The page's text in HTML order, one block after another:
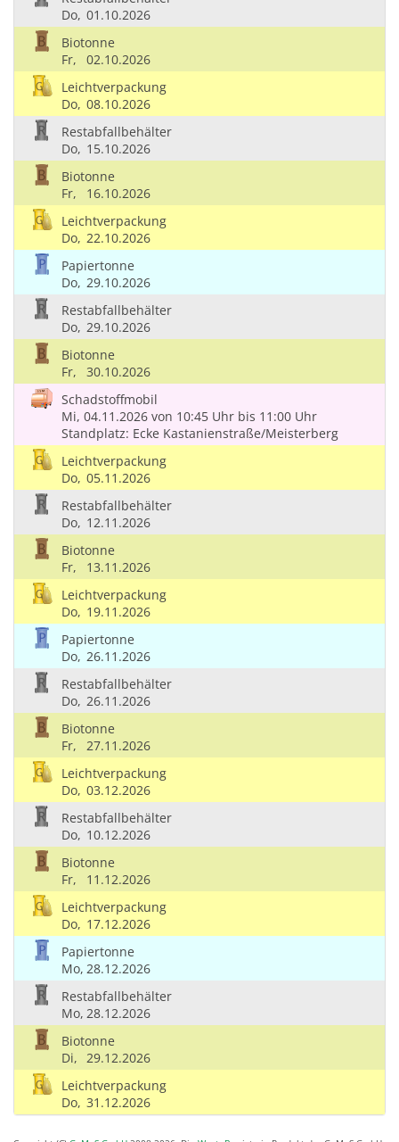
Do, 01.10.2026
Biotonne
Fr,
02.10.2026
Leichtverpackung
Do, 08.10.2026
Restabfallbehälter
Do, 15.10.2026
Biotonne
Fr,
16.10.2026
Leichtverpackung
Do, 22.10.2026
Papiertonne
Do, 29.10.2026
Restabfallbehälter
Do, 29.10.2026
Biotonne
Fr,
30.10.2026
Schadstoffmobil
Mi, 04.11.2026 von 10:45 Uhr bis 11:00 Uhr
Standplatz: Ecke Kastanienstraße/Meisterberg
Leichtverpackung
Do, 05.11.2026
Restabfallbehälter
Do, 12.11.2026
Biotonne
Fr,
13.11.2026
Leichtverpackung
Do, 19.11.2026
Papiertonne
Do, 26.11.2026
Restabfallbehälter
Do, 26.11.2026
Biotonne
Fr,
27.11.2026
Leichtverpackung
Do, 03.12.2026
Restabfallbehälter
Do, 10.12.2026
Biotonne
Fr,
11.12.2026
Leichtverpackung
Do, 17.12.2026
Papiertonne
Mo, 28.12.2026
Restabfallbehälter
Mo, 28.12.2026
Biotonne
Di, 29.12.2026
Leichtverpackung
Do, 31.12.2026